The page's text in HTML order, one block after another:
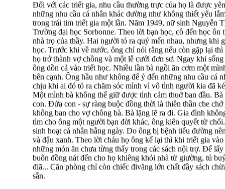
Đối với các triết gia, nhu cầu thường trực của họ là được
những nhu cầu cá nhân khác dường như không thiết yếu
trong trái tim triết gia một lần. Năm 1949, nữ sinh Nguyễn
Trường đại học Sorbonne. Theo lời bạn học, cô đến học ôn
nhà trọ của thầy. Hai người tỏ ra quý mến nhau, nhưng khi
học. Trước khi về nước, ông chỉ nói rằng nếu còn gặp lại
họ trở thành vợ chồng và một lễ cưới đơn sơ. Ngay khi
ông dồn cả vào triết học. Nhiều lần bà ngồi ăn cơm một
bên cạnh. Ông hầu như không để ý đến những nhu cầu cá
chịu khi ai đó tỏ ra chăm sóc mình vì vô tình người kia đã
Một mình bà không thể giữ được tình cảm thuở ban đầu.
con. Đứa con - sự ràng buộc đồng thời là thiên thần che
không ban cho vợ chông bà. Bà lặng lẽ ra đi. Gia đình
tìm cho ông một người bạn đời khác, ông kiên quyết từ
sinh hoạt cá nhân hằng ngày. Do ông bị bệnh tiểu đường
và đậu xanh. Theo lời cháu họ ông kể lại thì khi triết gia
những món ăn chưa từng thấy trong các sách nội trợ. Để
buôn đồng nát đến cho họ khiêng khỏi nhà từ giường, tủ
điã... Căn phòng chỉ còn chiếc đivăng lớn chất đầy sách
sẵn.